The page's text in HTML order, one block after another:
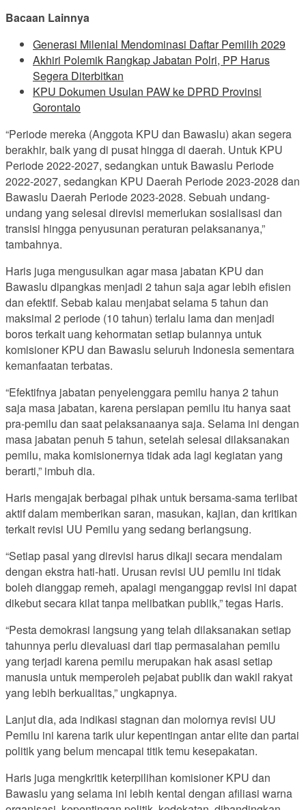
Bacaan Lainnya
Generasi Milenial Mendominasi Daftar Pemilih 2029
Akhiri Polemik Rangkap Jabatan Polri, PP Harus
Segera Diterbitkan
KPU Dokumen Usulan PAW ke DPRD Provinsi
Gorontalo
“Periode mereka (Anggota KPU dan Bawaslu) akan segera
berakhir, baik yang di pusat hingga di daerah. Untuk KPU
Periode 2022-2027, sedangkan untuk Bawaslu Periode
2022-2027, sedangkan KPU Daerah Periode 2023-2028 dan
Bawaslu Daerah Periode 2023-2028. Sebuah undang-
undang yang selesai direvisi memerlukan sosialisasi dan
transisi hingga penyusunan peraturan pelaksananya,”
tambahnya.
Haris juga mengusulkan agar masa jabatan KPU dan
Bawaslu dipangkas menjadi 2 tahun saja agar lebih efisien
dan efektif. Sebab kalau menjabat selama 5 tahun dan
maksimal 2 periode (10 tahun) terlalu lama dan menjadi
boros terkait uang kehormatan setiap bulannya untuk
komisioner KPU dan Bawaslu seluruh Indonesia sementara
kemanfaatan terbatas.
“Efektifnya jabatan penyelenggara pemilu hanya 2 tahun
saja masa jabatan, karena persiapan pemilu itu hanya saat
pra-pemilu dan saat pelaksanaanya saja. Selama ini dengan
masa jabatan penuh 5 tahun, setelah selesai dilaksanakan
pemilu, maka komisionernya tidak ada lagi kegiatan yang
berarti,” imbuh dia.
Haris mengajak berbagai pihak untuk bersama-sama terlibat
aktif dalam memberikan saran, masukan, kajian, dan kritikan
terkait revisi UU Pemilu yang sedang berlangsung.
“Setiap pasal yang direvisi harus dikaji secara mendalam
dengan ekstra hati-hati. Urusan revisi UU pemilu ini tidak
boleh dianggap remeh, apalagi menganggap revisi ini dapat
dikebut secara kilat tanpa melibatkan publik,” tegas Haris.
“Pesta demokrasi langsung yang telah dilaksanakan setiap
tahunnya perlu dievaluasi dari tiap permasalahan pemilu
yang terjadi karena pemilu merupakan hak asasi setiap
manusia untuk memperoleh pejabat publik dan wakil rakyat
yang lebih berkualitas,” ungkapnya.
Lanjut dia, ada indikasi stagnan dan molornya revisi UU
Pemilu ini karena tarik ulur kepentingan antar elite dan partai
politik yang belum mencapai titik temu kesepakatan.
Haris juga mengkritik keterpilihan komisioner KPU dan
Bawaslu yang selama ini lebih kental dengan afiliasi warna